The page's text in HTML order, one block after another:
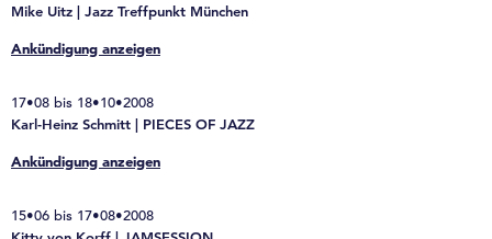
Mike Uitz | Jazz Treffpunkt München
Ankündigung anzeigen
17•08 bis 18•10•2008
Karl-Heinz Schmitt | PIECES OF JAZZ
Ankündigung anzeigen
15•06 bis 17•08•2008